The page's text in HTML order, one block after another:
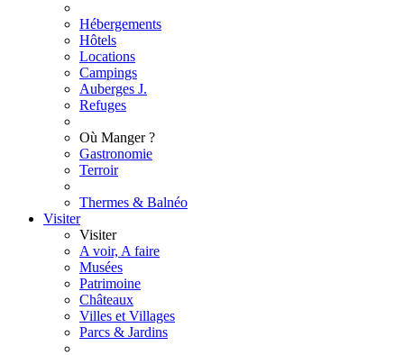
Hébergements
Hôtels
Locations
Campings
Auberges J.
Refuges
Où Manger ?
Gastronomie
Terroir
Thermes & Balnéo
Visiter
Visiter
A voir, A faire
Musées
Patrimoine
Châteaux
Villes et Villages
Parcs & Jardins